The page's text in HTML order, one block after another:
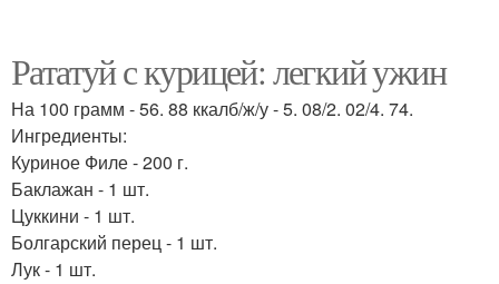
Рататуй с курицей: легкий ужин
На 100 грамм - 56. 88 ккалб/ж/у - 5. 08/2. 02/4. 74.
Ингредиенты:
Куриное Филе - 200 г.
Баклажан - 1 шт.
Цуккини - 1 шт.
Болгарский перец - 1 шт.
Лук - 1 шт.